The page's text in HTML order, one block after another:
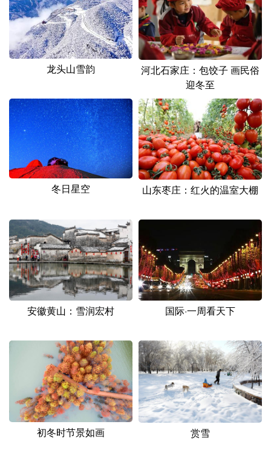
新疆 内蒙古 黑龙江
多语种频道
Русский язык 日本語 한국어
Deutsch Português
龙头山雪韵
河北石家庄：包饺子 画民俗
迎冬至
冬日星空 山东枣庄：红火的温室大棚
安徽黄山：雪润宏村 国际·一周看天下
初冬时节景如画 赏雪